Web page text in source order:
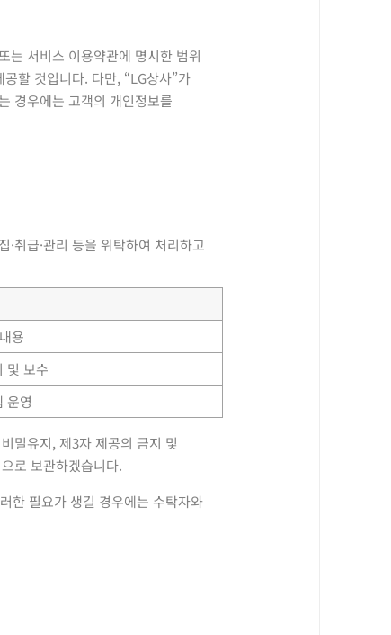
는 서비스 이용약관에 명시한 범위
할 것입니다. 다만, “LG상사”가
경우에는 고객의 개인정보를
취급·관리 등을 위탁하여 처리하고
용
및 보수
운영
밀유지, 제3자 제공의 금지 및
로 보관하겠습니다.
한 필요가 생길 경우에는 수탁자와